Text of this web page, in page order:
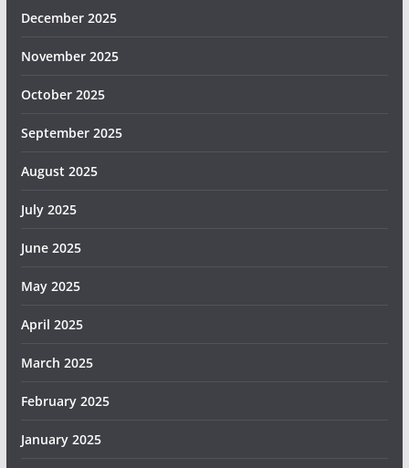
December 2025
November 2025
October 2025
September 2025
August 2025
July 2025
June 2025
May 2025
April 2025
March 2025
February 2025
January 2025